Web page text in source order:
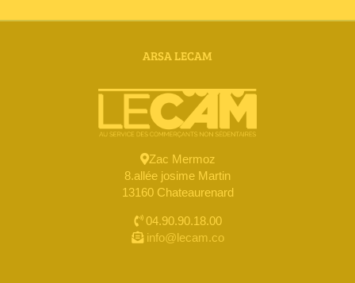
ARSA LECAM
Zac Mermoz
8.allée josime Martin
13160 Chateaurenard
04.90.90.18.00
info@lecam.co